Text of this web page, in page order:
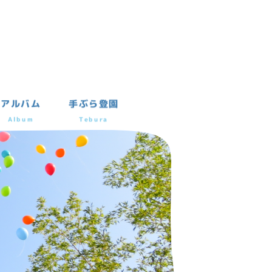
アルバム
Album
手ぶら登園
Tebura